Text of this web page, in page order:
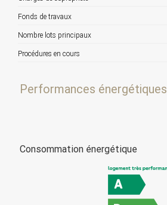
Fonds de travaux
Nombre lots principaux
Procédures en cours
Performances énergétiques
Consommation énergétique